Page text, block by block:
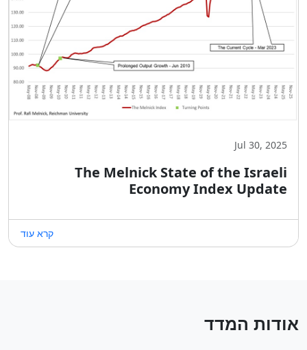
Jul 30, 2025
The Melnick State of the Israeli
Economy Index Update
קרא עוד
אודות המדד